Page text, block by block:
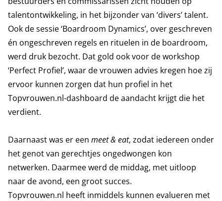
talentontwikkeling, in het bijzonder van ‘divers’ talent.
Ook de sessie ‘Boardroom Dynamics’, over geschreven
én ongeschreven regels en rituelen in de boardroom,
werd druk bezocht. Dat gold ook voor de workshop
‘Perfect Profiel’, waar de vrouwen advies kregen hoe zij
ervoor kunnen zorgen dat hun profiel in het
Topvrouwen.nl-dashboard de aandacht krijgt die het
verdient.
Daarnaast was er een meet & eat, zodat iedereen onder
het genot van gerechtjes ongedwongen kon
netwerken. Daarmee werd de middag, met uitloop
naar de avond, een groot succes.
Topvrouwen.nl heeft inmiddels kunnen evalueren met